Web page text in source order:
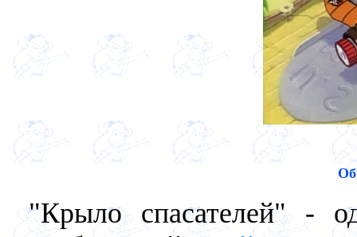
"Крыло спасателей" -